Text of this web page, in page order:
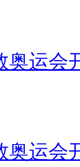
奥运会
奥运会